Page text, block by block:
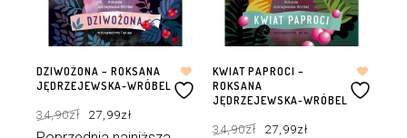
DZIWOŻONA – ROKSANA
JĘDRZEJEWSKA-WRÓBEL
34,90zł cena
wynosiła:
34,90zł.
27,99złcena
27,99zł.
KWIAT PAPROCI –
ROKSANA
JĘDRZEJEWSKA-WRÓBEL
34,90zł cena
27,99złcena